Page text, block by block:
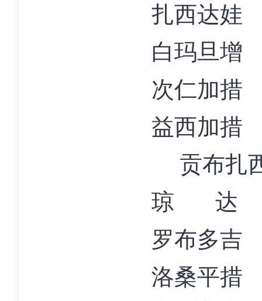
扎西达娃
白玛
次仁加措
益西加措
贡布
琼
达
罗布多
洛桑平措